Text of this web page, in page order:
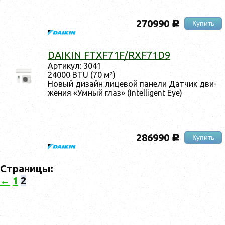
270990 c Купить
DAIKIN FTXF71F/RXF71D9
Ар­ти­кул: 3041
24000 BTU (70 м²)
Но­вый ди­зайн ли­цевой па­нели Дат­чик дви­
жения «Ум­ный глаз» (Intelligent Eye)
286990 c Купить
Страницы:
← 1 2